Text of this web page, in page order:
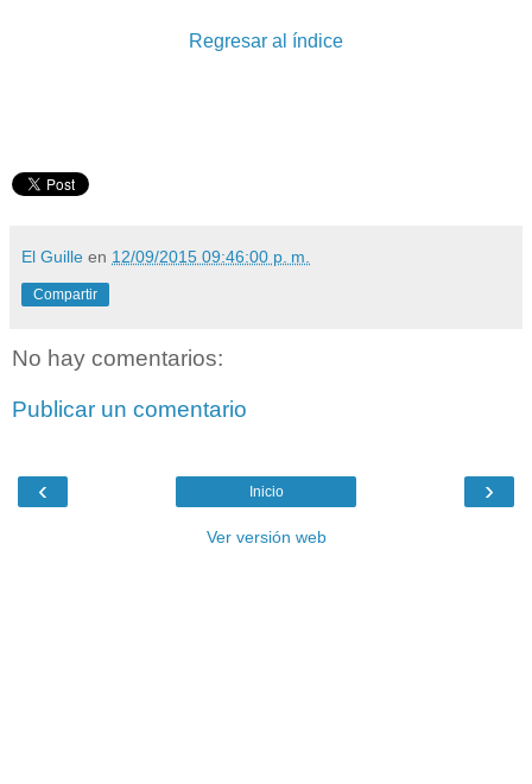
Regresar al índice
El Guille en 12/09/2015 09:46:00 p. m.
Compartir
No hay comentarios:
Publicar un comentario
‹ ›
Inicio
Ver versión web